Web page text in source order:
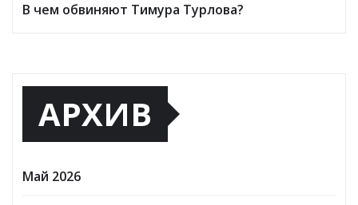
В чем обвиняют Тимура Турлова?
АРХИВ
Май 2026